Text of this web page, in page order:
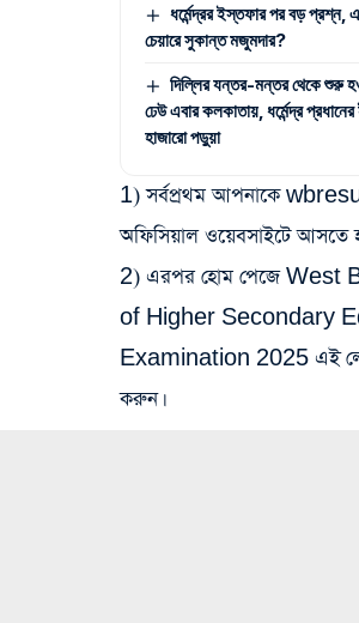
ধর্মেন্দ্রর ইস্তফার পর বড় প্রশ্ন,
চেয়ারে সুকান্ত মজুমদার?
দিল্লির যন্তর-মন্তর থেকে শুরু
ঢেউ এবার কলকাতায়, ধর্মেন্দ্র
হাজারো পড়ুয়া
1) সর্বপ্রথম আপনাকে
অফিসিয়াল ওয়েবসাইটে আসতে
2) এরপর হোম পেজে West
of Higher Secondary
Examination 2025 এই
করুন।